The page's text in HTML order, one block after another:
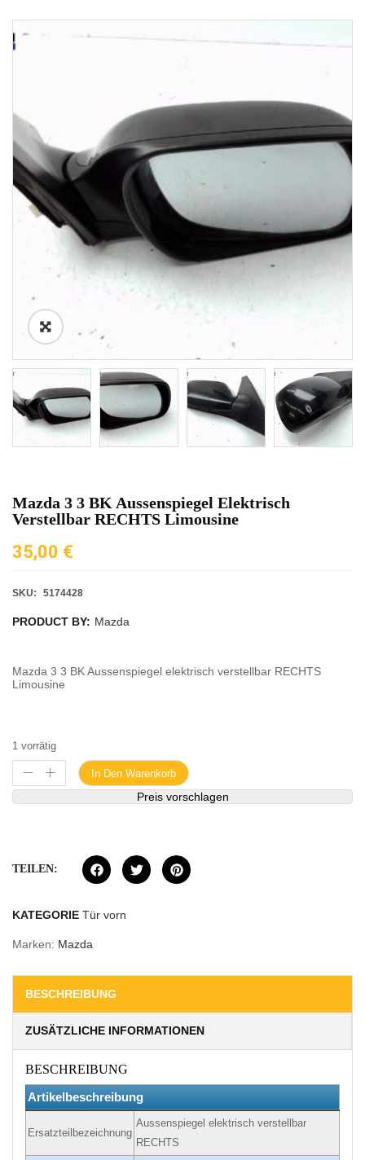
Mazda 3 3 BK Aussenspiegel Elektrisch
Verstellbar RECHTS Limousine
35,00 €
SKU: 5174428
PRODUCT BY: Mazda
Mazda 3 3 BK Aussenspiegel elektrisch verstellbar RECHTS
Limousine
1 vorrätig
In Den Warenkorb
Preis vorschlagen
TEILEN:
KATEGORIE Tür vorn
Marken: Mazda
BESCHREIBUNG
ZUSÄTZLICHE INFORMATIONEN
BESCHREIBUNG
Artikelbeschreibung
Ersatzteilbezeichnung
Aussenspiegel elektrisch verstellbar
RECHTS